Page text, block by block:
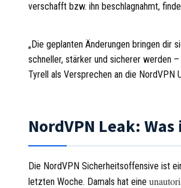
verschafft bzw. ihn beschlagnahmt,
„Die geplanten Änderungen bringen dir
schneller, stärker und sicherer werden
Tyrell als Versprechen an die NordVPN
NordVPN Leak:
Die NordVPN Sicherheitsoffensive ist
letzten Woche. Damals hat eine